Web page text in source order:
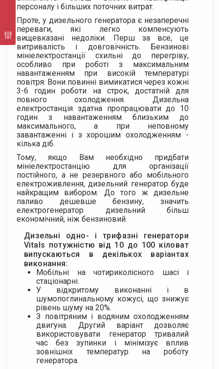
персоналу і більших поточних витрат.
Проте, у дизельного генератора є незаперечні
переваги, які легко компенсують
вищевказані недоліки. Перш за все, це
витривалість і довговічність. Бензинові
мініелектростанції схильні до перегріву,
особливо при роботі з максимальним
навантаженням при високій температурі
повітря. Вони повинні вимикатися через кожні
3-6 годин роботи на строк, достатній для
повного охолодження. Дизельна
електростанція здатна пропрацювати до 10
годин з навантаженням близьким до
максимального, а при неповному
завантаженні і з хорошим охолодженням -
кілька діб.
Тому, якщо Вам необхідно придбати
мініелектростанцію для організації
постійного, а не резервного або мобільного
електроживлення, дизельний генератор буде
найкращим вибором. До того ж дизельне
паливо дешевше бензину, значить
електрогенератор дизельний більш
економічний, ніж бензиновий.
Дизельні одно- і трифазні генератори
Vitals потужністю від 10 до 100 кіловат
випускаються в декількох варіантах
виконання:
Мобільні на чотириколісного шасі і
стаціонарні.
У відкритому виконанні і в
шумопоглинальному кожусі, що знижує
рівень шуму на 20%.
З повітряним і водяним охолодженням
двигуна. Другий варіант дозволяє
використовувати генератор тривалий
час без зупинки і мінімізує вплив
зовнішніх температур на роботу
генератора.